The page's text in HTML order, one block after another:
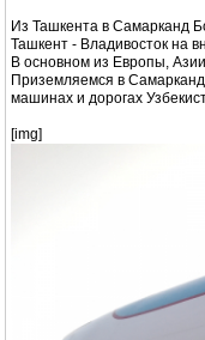
Из Ташкента в Самарканд
Ташкент - Владивосток на
В основном из Европы,
Приземляемся в
машинах и дорогах
[img]